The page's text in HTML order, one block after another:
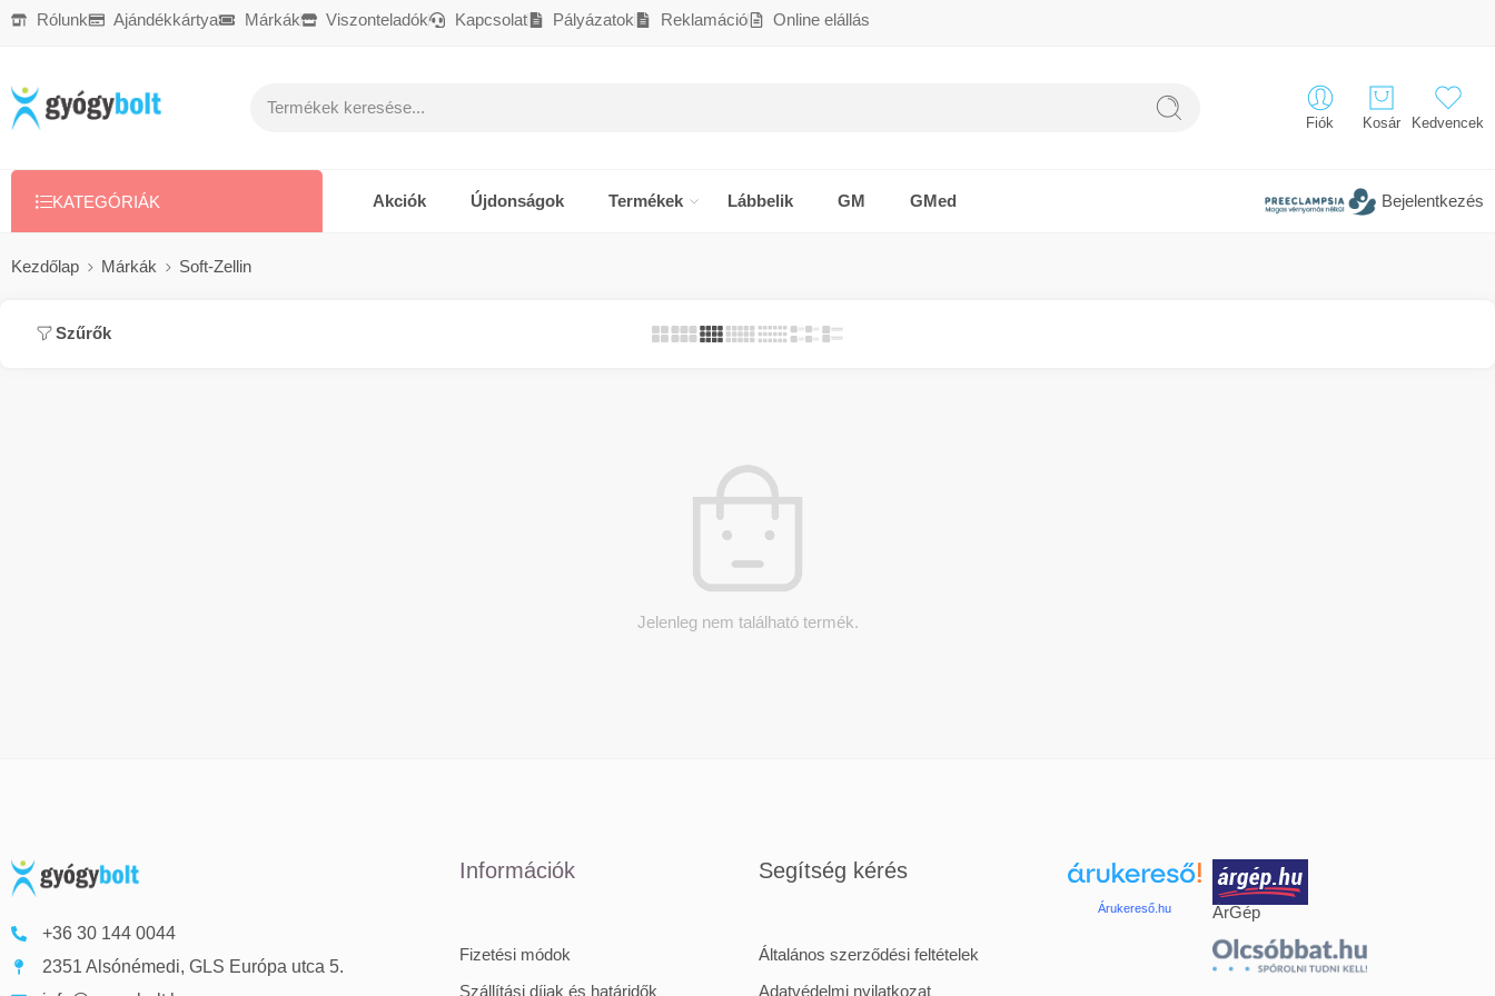
Rólunk Ajándékkártya Márkák Viszonteladók Kapcsolat Pályázatok Reklamáció Online elállás
Fiók Kosár Kedvencek
KATEGÓRIÁK Akciók Újdonságok Termékek Lábbelik GM GMed Bejelentkezés
Kezdőlap Márkák Soft-Zellin
Szűrők
Jelenleg nem található termék.
+36 30 144 0044
2351 Alsónémedi, GLS Európa utca 5.
Információk
Fizetési módok
Szállítási díjak és határidők
Segítség kérés
Általános szerződési feltételek
Adatvédelmi nyilatkozat
Árukereső.hu ÁrGép